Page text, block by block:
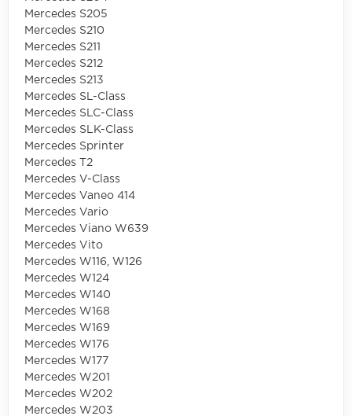
Mercedes S205
Mercedes S210
Mercedes S211
Mercedes S212
Mercedes S213
Mercedes SL-Class
Mercedes SLC-Class
Mercedes SLK-Class
Mercedes Sprinter
Mercedes T2
Mercedes V-Class
Mercedes Vaneo 414
Mercedes Vario
Mercedes Viano W639
Mercedes Vito
Mercedes W116, W126
Mercedes W124
Mercedes W140
Mercedes W168
Mercedes W169
Mercedes W176
Mercedes W177
Mercedes W201
Mercedes W202
Mercedes W203